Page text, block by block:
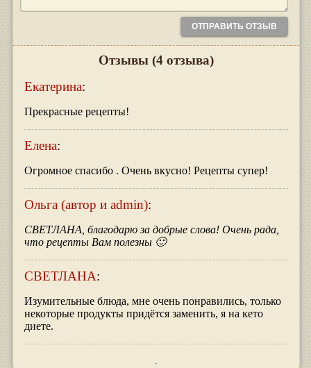
Отзывы (4 отзыва)
Екатерина:
Прекрасные рецепты!
Елена:
Огромное спасибо . Очень вкусно! Рецепты супер!
Ольга (автор и admin):
СВЕТЛАНА, благодарю за добрые слова! Очень рада,
что рецепты Вам полезны 🙂
СВЕТЛАНА:
Изумительные блюда, мне очень понравились, только
некоторые продукты придётся заменить, я на кето
диете.